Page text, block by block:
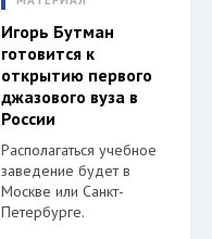
Игорь Бутман
готовится к
открытию первого
джазового вуза в
России
Располагаться учебное
заведение будет в
Москве или Санкт-
Петербурге.